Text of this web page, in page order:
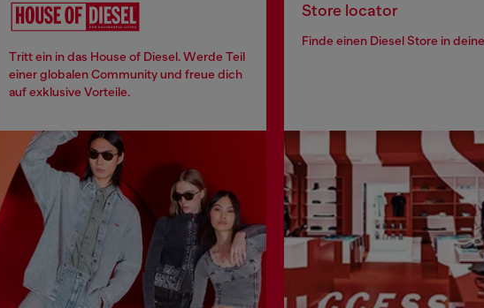
Tritt ein in das House of Diesel. Werde Teil
einer globalen Community und freue dich
auf exklusive Vorteile.
Store locator
Finde einen Diesel Store in